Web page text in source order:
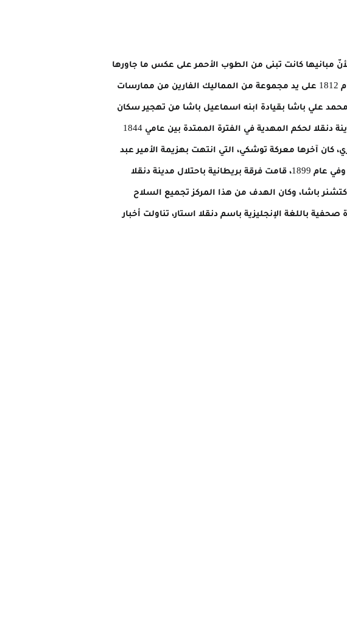
مبانيها كانت تبنى من الطوب الأحمر على عكس ما جاورها
من المناطق التي كانت تبنى من الطين المجفف بالشمس، وقد تم تأسيس دنقلا الحديثة في عام 1812 على يد مجموعة من المماليك الفارين من ممارسات
وفي عام 1821، تمكن الجيش الذي أرسله محمد علي باشا بقيادة ابنه اسماعيل باشا من تهجير سكان
دنقلا من المماليك إلى منطقة شندي، بعد أن أقام فيها معسكر الأورطة. بعد ذلك، خضعت مدينة دنقلا لحكم المهدية في الفترة الممتدة بين عامي 1844
كان آخرها معركة توشكي، التي انتهت بهزيمة الأمير عبد
الرحمن النجومي وجيشه البالغ 4 ألاف مقاتل أمام قوات جرانفيل باشا سردار الجيش المصري، وفي عام 1899، قامت فرقة بريطانية باحتلال مدينة دنقلا
باشا، وكان الهدف من هذا المركز تجميع السلاح
باللغة الإنجليزية باسم دنقلا استار، تناولت أخبار